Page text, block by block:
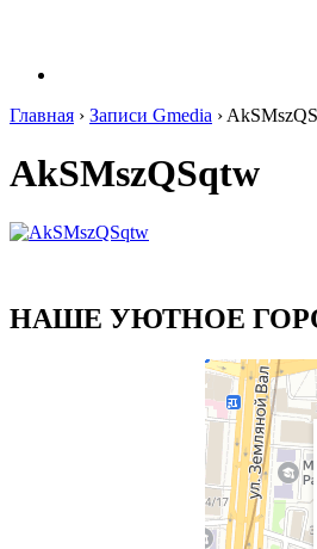
Главная › Записи Gmedia ›
AkSMszQSqtw
НАШЕ УЮТНОЕ